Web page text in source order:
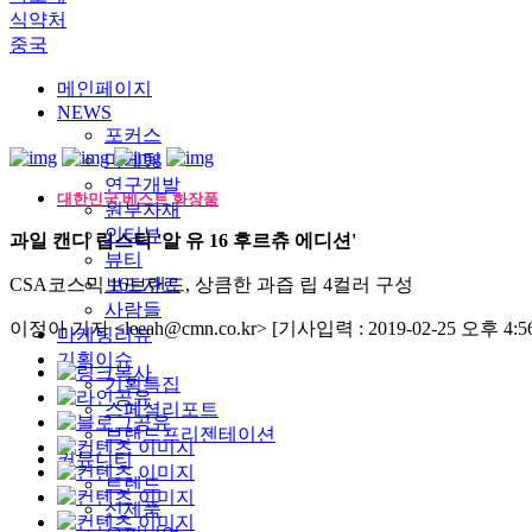
식약처
중국
메인페이지
NEWS
포커스
마케팅
연구개발
원부자재
인터뷰
뷰티
보도자료
사람들
마케팅리뷰
기획이슈
기획특집
스페셜리포트
브랜드프리젠테이션
커뮤니티
트렌드
신제품
대한민국 베스트 화장품
과일 캔디 립스틱 '알 유 16 후르츄 에디션'
CSA코스믹 16브랜드, 상큼한 과즙 립 4컬러 구성
이정아 기자 <leeah@cmn.co.kr> [기사입력 : 2019-02-25 오후